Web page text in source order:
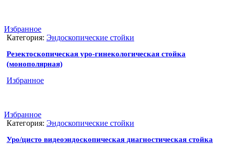
Избранное
Категория: Эндоскопические стойки
Резектоскопическая уро-гинекологическая стойка
(монополярная)
Избранное
Избранное
Категория: Эндоскопические стойки
Уро/цисто видеоэндоскопическая диагностическая стойка